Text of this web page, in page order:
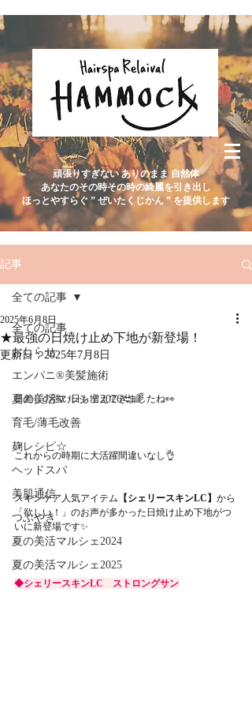
頑張りすぎない ありのまま 自然体
あなたのその時その時の綺麗を引き出し
ほっとやすらぐ ” ぜいたくじかん ” を提供します
記事
全ての記事
おしらせ
エンパニ®美髪施術
夏の美活マルシェ2026👙🌈
育毛/薄毛改善
麹レシピ☆
ヘッドスパ
美肌通信
つぶやき
夏の美活マルシェ2024
夏の美活マルシェ2025
全ての記事
★最強の日焼け止め下地が新登場！
2025年6月8日
更新日：2025年7月8日
日差しの強い日も増えてきましたね👀
これからの時期に大活躍間違いなし👌
スキンケア人気アイテム 【シェリースキンLC】 から
「欲しい！」のお声が多かった日焼け止め下地がつ
いに新登場です✨
◆シェリースキンLC　ストロングサン